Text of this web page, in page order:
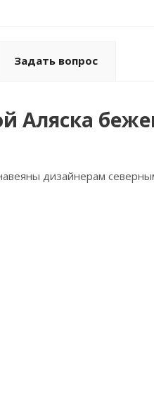
Задать вопрос
дизайнерам